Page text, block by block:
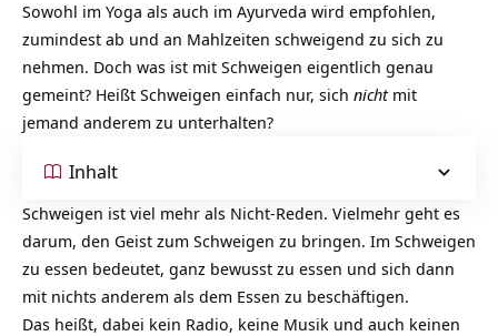
Sowohl im Yoga als auch im Ayurveda wird empfohlen,
zumindest ab und an Mahlzeiten schweigend zu sich zu
nehmen. Doch was ist mit Schweigen eigentlich genau
gemeint? Heißt Schweigen einfach nur, sich nichtmit
jemand anderem zu unterhalten?
Inhalt
Schweigen ist viel mehr als Nicht-Reden. Vielmehr geht es
darum, den Geist zum Schweigen zu bringen. Im Schweigen
zu essen bedeutet, ganz bewusst zu essen und sich dann
mit nichts anderem als dem Essen zu beschäftigen.
Das heißt, dabei kein Radio, keine Musik und auch keinen